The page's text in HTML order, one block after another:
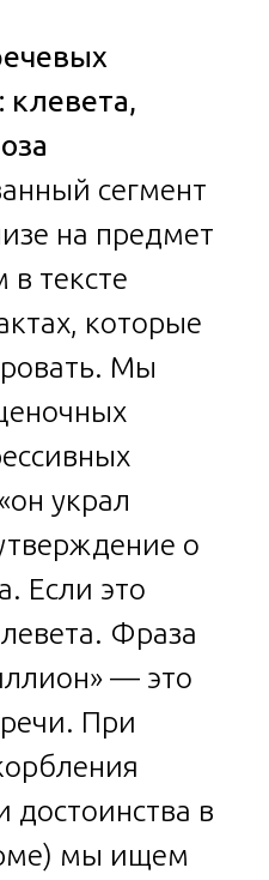
клевета,
сегмент
на предмет
тексте
которые
Мы
украл
о
Если это
Фраза
— это
При
достоинства в
мы ищем